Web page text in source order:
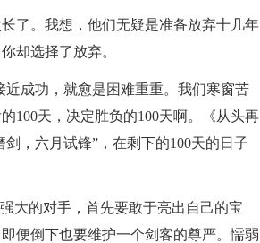
了。我想，他们无疑是准备放弃十几年
却选择了放弃。
成功，就愈是困难重重。我们寒窗苦
100天，决定胜负的100天啊。《从头再
，六月试锋”，在剩下的100天的日子
大的对手，首先要敢于亮出自己的宝
便倒下也要维护一个剑客的尊严。懦弱